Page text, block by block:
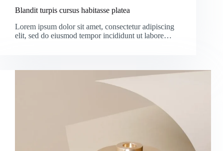
Blandit turpis cursus habitasse platea
Lorem ipsum dolor sit amet, consectetur adipiscing
elit, sed do eiusmod tempor incididunt ut labore…